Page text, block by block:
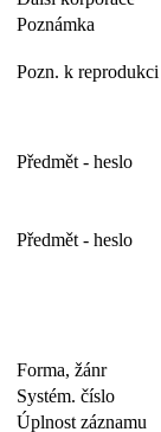
Poznámka
Pozn. k reprodukci
Předmět - heslo
Předmět - heslo
Forma, žánr
Systém. číslo
Úplnost záznamu